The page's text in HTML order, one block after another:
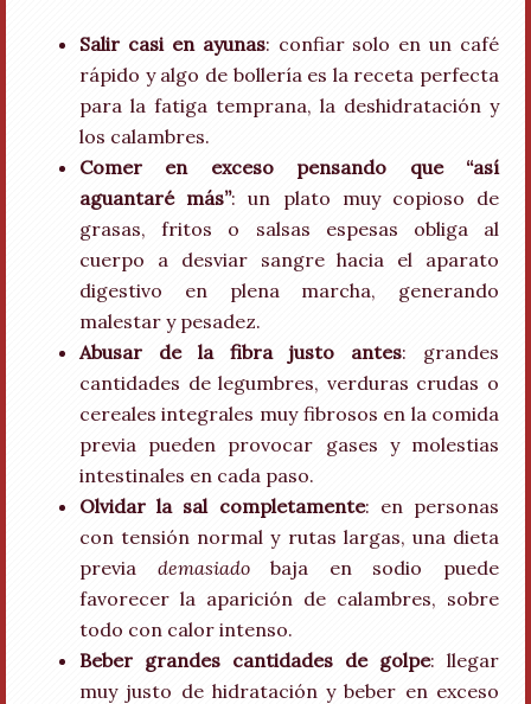
Salir casi en ayunas: confiar solo en un café
rápido y algo de bollería es la receta perfecta
para la fatiga temprana, la deshidratación y
los calambres.
Comer en exceso pensando que “así
aguantaré más”: un plato muy copioso de
grasas, fritos o salsas espesas obliga al
cuerpo a desviar sangre hacia el aparato
digestivo en plena marcha, generando
malestar y pesadez.
Abusar de la fibra justo antes: grandes
cantidades de legumbres, verduras crudas o
cereales integrales muy fibrosos en la comida
previa pueden provocar gases y molestias
intestinales en cada paso.
Olvidar la sal completamente: en personas
con tensión normal y rutas largas, una dieta
previa demasiadobaja en sodio puede
favorecer la aparición de calambres, sobre
todo con calor intenso.
Beber grandes cantidades de golpe: llegar
muy justo de hidratación y beber en exceso